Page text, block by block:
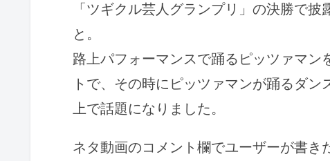
「ツギクル芸人グランプリ」の決勝で披
と。
路上パフォーマンスで踊るピッツァマ
トで、その時にピッツァマンが踊るダ
上で話題になりました。
ネタ動画のコメント欄でユーザーが書き